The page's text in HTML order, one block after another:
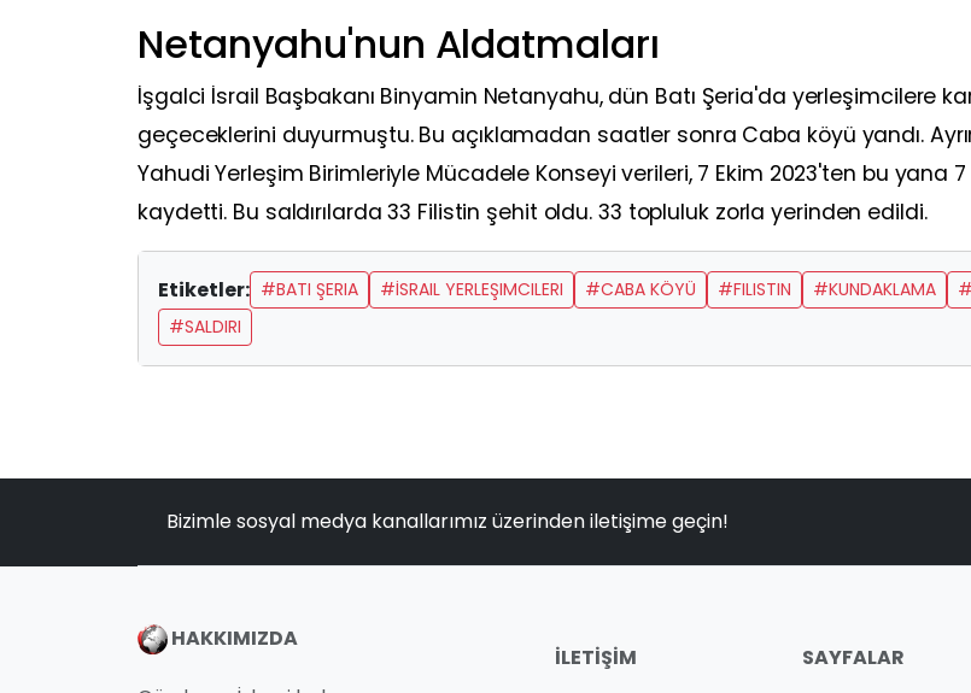
Netanyahu'nun Aldatmaları
İşgalci İsrail Başbakanı Binyamin Netanyahu, dün Batı Şeria'da yerleşimcilere
geçeceklerini duyurmuştu. Bu açıklamadan saatler sonra Caba köyü yandı.
Yahudi Yerleşim Birimleriyle Mücadele Konseyi verileri, 7 Ekim 2023'ten bu yana 7
kaydetti. Bu saldırılarda 33 Filistin şehit oldu. 33 topluluk zorla yerinden edildi.
Etiketler: #BATI ŞERIA #İSRAIL YERLEŞIMCILERI #CABA KÖYÜ #FILISTIN #KUNDAKLAMA
#SALDIRI
Bizimle sosyal medya kanallarımız üzerinden iletişime geçin!
HAKKIMIZDA
İLETIŞIM SAYFALAR